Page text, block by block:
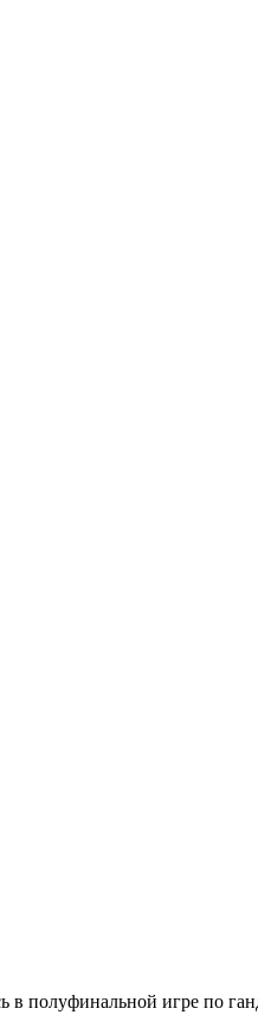
в полуфинальной игре по